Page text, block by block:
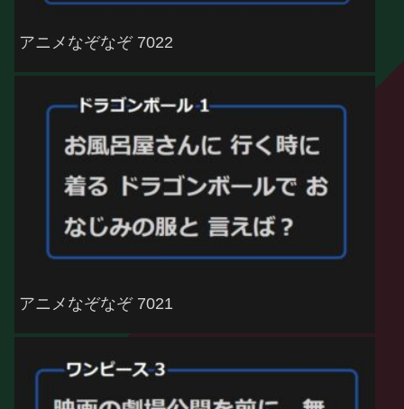
アニメなぞなぞ 7022
アニメなぞなぞ 7021